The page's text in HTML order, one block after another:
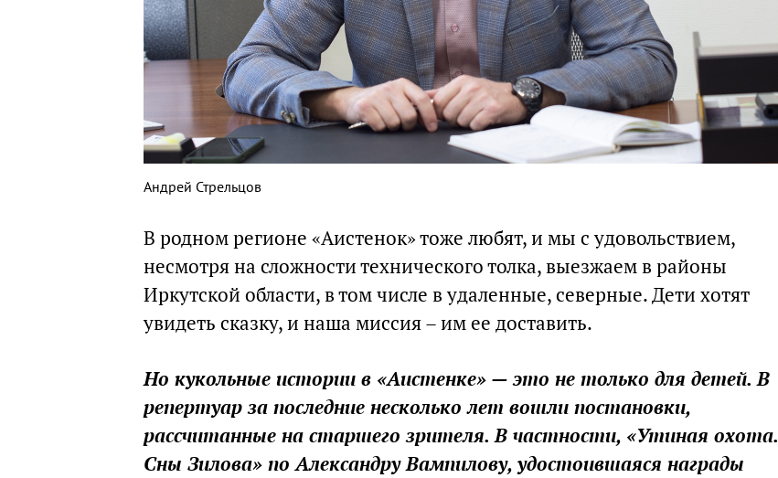
Андрей Стрельцов
В родном регионе «Аистенок» тоже любят, и мы с удовольствием,
несмотря на сложности технического толка, выезжаем в районы
Иркутской области, в том числе в удаленные, северные. Дети хотят
увидеть сказку, и наша миссия – им ее доставить.
Но кукольные истории в «Аистенке» — это не только для детей. В
репертуар за последние несколько лет вошли постановки,
рассчитанные на старшего зрителя. В частности, «Утиная охота.
Сны Зилова» по Александру Вампилову, удостоившаяся награды